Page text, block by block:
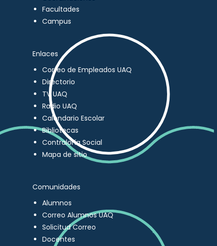
Facultades
Campus
Enlaces
Correo de Empleados UAQ
Directorio
TV UAQ
Radio UAQ
Calendario Escolar
Bibliotecas
Contraloría Social
Mapa de sitio
Comunidades
Alumnos
Correo Alumnos UAQ
Solicitud Correo
Docentes